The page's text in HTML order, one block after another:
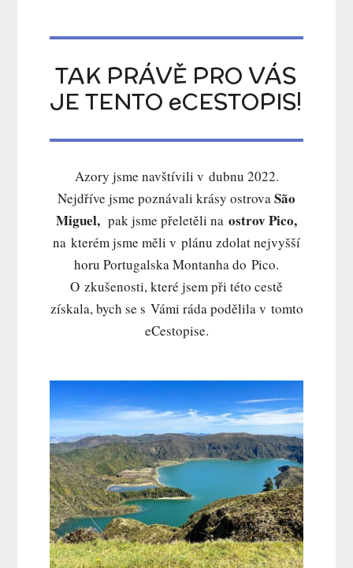
TAK PRÁVĚ PRO VÁS
JE TENTO eCESTOPIS!
Azory jsme navštívili v dubnu 2022.
Nejdříve jsme poznávali krásy ostrovaSão
Miguel, pak jsme přeletěli na ostrov Pico,
na kterém jsme měli v plánu zdolat nejvyšší
horu Portugalska Montanha do Pico.
O zkušenosti, které jsem při této cestě
získala, bych se s Vámi ráda podělila v tomto
eCestopise.